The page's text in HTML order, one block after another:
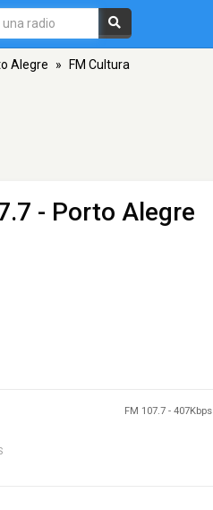
Alegre » FM Cultura
- Porto Alegre
FM 107.7 - 407Kbps